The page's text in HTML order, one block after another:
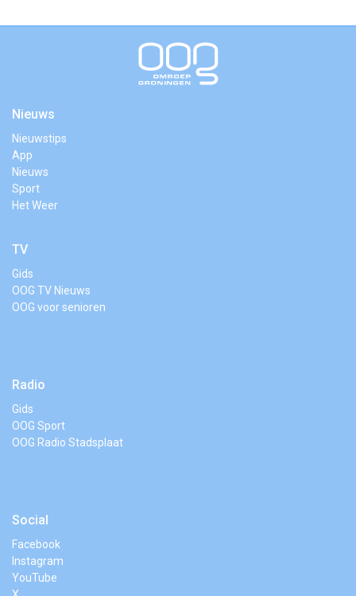
Nieuws
Nieuwstips
App
Nieuws
Sport
Het Weer
TV
Gids
OOG TV Nieuws
OOG voor senioren
Radio
Gids
OOG Sport
OOG Radio Stadsplaat
Social
Facebook
Instagram
YouTube